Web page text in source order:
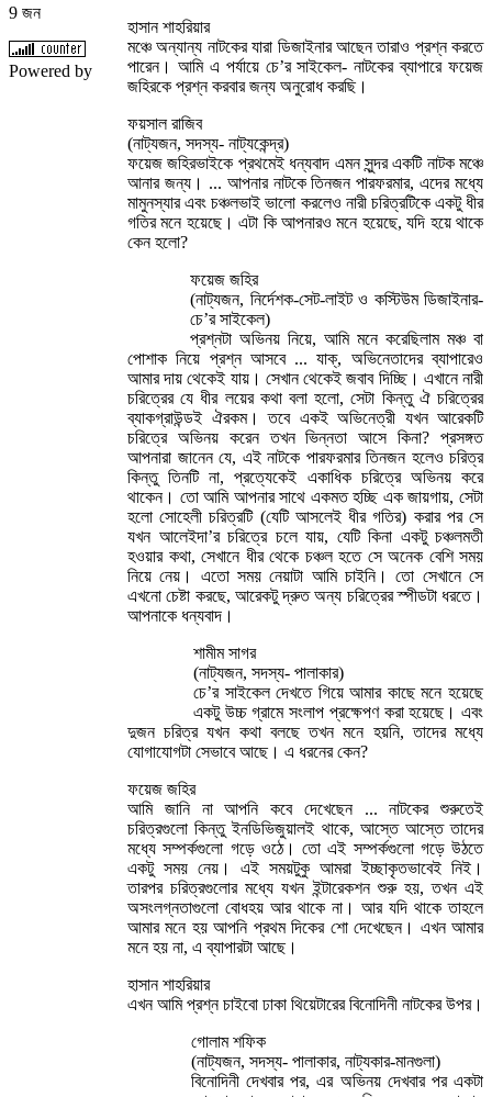
হাসান শাহরিয়ার
মঞ্চে অন্যান্য নাটকের যারা ডিজাইনার আছেন তারাও প্রশ্ন করতে
পারেন। আমি এ পর্যায়ে চে’র সাইকেল- নাটকের ব্যাপারে ফয়েজ
জহিরকে প্রশ্ন করবার জন্য অনুরোধ করছি।
ফয়সাল রাজিব
(নাট্যজন, সদস্য- নাট্যকেন্দ্র)
ফয়েজ জহিরভাইকে প্রথমেই ধন্যবাদ এমন সুন্দর একটি নাটক মঞ্চে
আনার জন্য। ... আপনার নাটকে তিনজন পারফরমার, এদের মধ্যে
মামুনস্যার এবং চঞ্চলভাই ভালো করলেও নারী চরিত্রটিকে একটু ধীর
গতির মনে হয়েছে। এটা কি আপনারও মনে হয়েছে, যদি হয়ে থাকে
কেন হলো?
ফয়েজ জহির
(নাট্যজন, নির্দেশক-সেট-লাইট ও কস্টিউম ডিজাইনার-
চে’র সাইকেল)
প্রশ্নটা অভিনয় নিয়ে, আমি মনে করেছিলাম মঞ্চ বা
পোশাক নিয়ে প্রশ্ন আসবে ... যাক্, অভিনেতাদের ব্যাপারেও
আমার দায় থেকেই যায়। সেখান থেকেই জবাব দিচ্ছি। এখানে নারী
চরিত্রের যে ধীর লয়ের কথা বলা হলো, সেটা কিন্তু ঐ চরিত্রের
ব্যাকগ্রাউন্ডই ঐরকম। তবে একই অভিনেত্রী যখন আরেকটি
চরিত্রে অভিনয় করেন তখন ভিন্নতা আসে কিনা? প্রসঙ্গত
আপনারা জানেন যে, এই নাটকে পারফরমার তিনজন হলেও চরিত্র
কিন্তু তিনটি না, প্রত্যেকেই একাধিক চরিত্রে অভিনয় করে
থাকেন। তো আমি আপনার সাথে একমত হচ্ছি এক জায়গায়, সেটা
হলো সোহেলী চরিত্রটি (যেটি আসলেই ধীর গতির) করার পর সে
যখন আলেইদা’র চরিত্রে চলে যায়, যেটি কিনা একটু চঞ্চলমতী
হওয়ার কথা, সেখানে ধীর থেকে চঞ্চল হতে সে অনেক বেশি সময়
নিয়ে নেয়। এতো সময় নেয়াটা আমি চাইনি। তো সেখানে সে
এখনো চেষ্টা করছে, আরেকটু দ্রুত অন্য চরিত্রের স্পীডটা ধরতে।
আপনাকে ধন্যবাদ।
শামীম সাগর
(নাট্যজন, সদস্য- পালাকার)
চে’র সাইকেল দেখতে গিয়ে আমার কাছে মনে হয়েছে
একটু উচ্চ গ্রামে সংলাপ প্রক্ষেপণ করা হয়েছে। এবং
দুজন চরিত্র যখন কথা বলছে তখন মনে হয়নি, তাদের মধ্যে
যোগাযোগটা সেভাবে আছে। এ ধরনের কেন?
ফয়েজ জহির
আমি জানি না আপনি কবে দেখেছেন ... নাটকের শুরুতেই
চরিত্রগুলো কিন্তু ইনডিভিজুয়ালই থাকে, আস্তে আস্তে তাদের
মধ্যে সম্পর্কগুলো গড়ে ওঠে। তো এই সম্পর্কগুলো গড়ে উঠতে
একটু সময় নেয়। এই সময়টুকু আমরা ইচ্ছাকৃতভাবেই নিই।
তারপর চরিত্রগুলোর মধ্যে যখন ইন্টারেকশন শুরু হয়, তখন এই
অসংলগ্নতাগুলো বোধহয় আর থাকে না। আর যদি থাকে তাহলে
আমার মনে হয় আপনি প্রথম দিকের শো দেখেছেন। এখন আমার
মনে হয় না, এ ব্যাপারটা আছে।
হাসান শাহরিয়ার
এখন আমি প্রশ্ন চাইবো ঢাকা থিয়েটারের বিনোদিনী নাটকের উপর।
গোলাম শফিক
(নাট্যজন, সদস্য- পালাকার, নাট্যকার-মানগুলা)
বিনোদিনী দেখবার পর, এর অভিনয় দেখবার পর একটা
9 জন
Powered by